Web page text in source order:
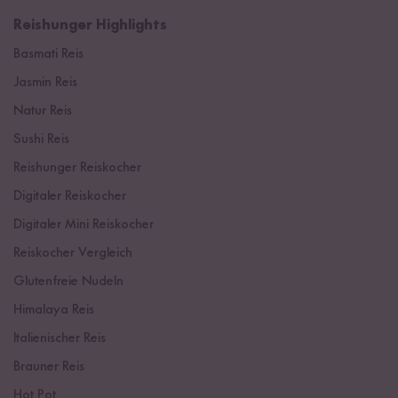
Reishunger Highlights
Basmati Reis
Jasmin Reis
Natur Reis
Sushi Reis
Reishunger Reiskocher
Digitaler Reiskocher
Digitaler Mini Reiskocher
Reiskocher Vergleich
Glutenfreie Nudeln
Himalaya Reis
Italienischer Reis
Brauner Reis